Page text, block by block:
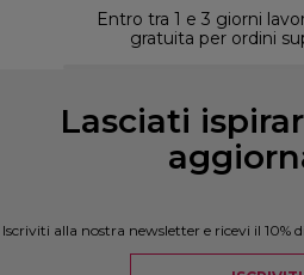
Entro tra 1 e 3 giorni
gratuita per ordini
Lasciati
Iscriviti alla nostra newsletter e ricevi il 10%